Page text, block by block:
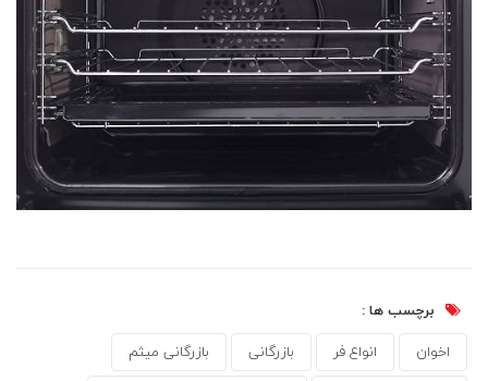
برچسب ها :
اخوان
انواع فر بازرگانی بازرگانی میثم